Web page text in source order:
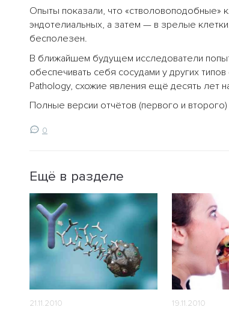
Опыты показали, что «стволовоподобные»
эндотелиальных, а затем — в зрелые
бесполезен.
В ближайшем будущем исследователи
обеспечивать себя сосудами у других
Pathology, схожие явления ещё десять лет
Полные версии отчётов (первого и
0
Ещё в разделе
21.11.2010 19.11.2010